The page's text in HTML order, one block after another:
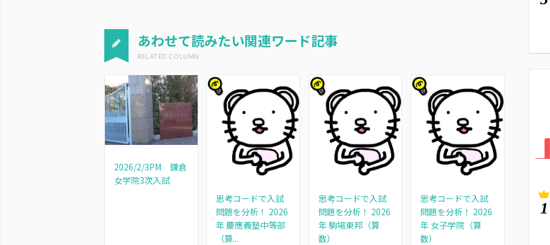
あわせて読みたい関連ワード記事
2026/2/3PM 鎌倉
女学院3次入試
思考コードで入試
問題を分析！ 2026
年 慶應義塾中等部
（算...
思考コードで入試
問題を分析！ 2026
年 駒場東邦（算
数）
思考コードで入試
問題を分析！ 2026
年 女子学院（算
数）
1